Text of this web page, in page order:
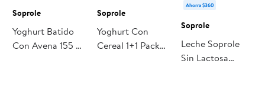
Soprole
Yoghurt Batido
Con Avena 155 g
Soprole
Yoghurt Con
Cereal 1+1 Pack
Ahorra $360
Soprole
Leche Soprole
Sin Lactosa